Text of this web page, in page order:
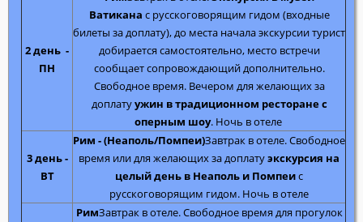
2 день -
ПН
Ватикана с русскоговорящим гидом (входные
билеты за доплату), до места начала экскурсии турист
добирается самостоятельно, место встречи
сообщает сопровождающий дополнительно.
Свободное время. Вечером для желающих за
доплатуужин в традиционном ресторане с
оперным шоу. Ночь в отеле
3 день -
ВТ
Рим - (Неаполь/Помпеи)Завтрак в отеле. Свободное
время или для желающих за доплатуэкскурсия на
целый день в Неаполь и Помпеис
русскоговорящим гидом. Ночь в отеле
РимЗавтрак в отеле. Свободное время для прогулок